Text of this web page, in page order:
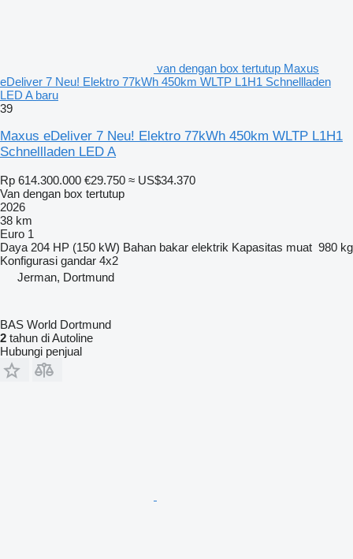
van dengan box tertutup Maxus
eDeliver 7 Neu! Elektro 77kWh 450km WLTP L1H1 Schnellladen
LED A baru
39
Maxus eDeliver 7 Neu! Elektro 77kWh 450km WLTP L1H1
Schnellladen LED A
Rp 614.300.000 €29.750 ≈ US$34.370
Van dengan box tertutup
2026
38 km
Euro 1
Daya 204 HP (150 kW) Bahan bakar elektrik Kapasitas muat 980 kg
Konfigurasi gandar 4x2
Jerman, Dortmund
BAS World Dortmund
2 tahun di Autoline
Hubungi penjual